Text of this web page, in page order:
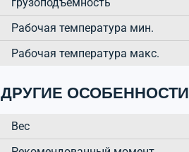
Рабочая температура мин.
Рабочая температура макс.
ДРУГИЕ ОСОБЕННОСТИ
Вес